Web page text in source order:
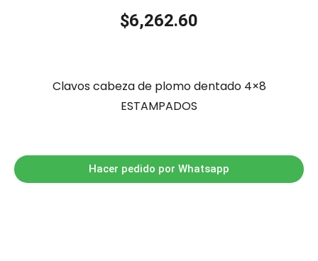
$6,262.60
Clavos cabeza de plomo dentado 4×8
ESTAMPADOS
Hacer pedido por Whatsapp